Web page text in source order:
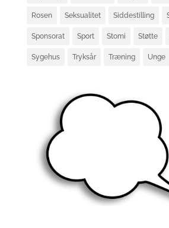
Rosen Seksualitet Siddestilling
Sponsorat Sport Stomi Støtte
Sygehus Tryksår Træning Unge